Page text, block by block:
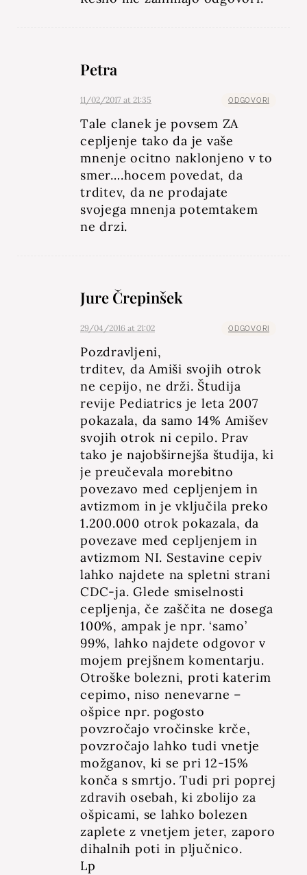
Petra
11/02/2017 at 21:35 ODGOVORI
Tale clanek je povsem ZA
cepljenje tako da je vaše
mnenje ocitno naklonjeno v to
smer….hocem povedat, da
trditev, da ne prodajate
svojega mnenja potemtakem
ne drzi.
Jure Črepinšek
29/04/2016 at 21:02 ODGOVORI
Pozdravljeni,
trditev, da Amiši svojih otrok
ne cepijo, ne drži. Študija
revije Pediatrics je leta 2007
pokazala, da samo 14% Amišev
svojih otrok ni cepilo. Prav
tako je najobširnejša študija, ki
je preučevala morebitno
povezavo med cepljenjem in
avtizmom in je vključila preko
1.200.000 otrok pokazala, da
povezave med cepljenjem in
avtizmom NI. Sestavine cepiv
lahko najdete na spletni strani
CDC-ja. Glede smiselnosti
cepljenja, če zaščita ne dosega
100%, ampak je npr. ‘samo’
99%, lahko najdete odgovor v
mojem prejšnem komentarju.
Otroške bolezni, proti katerim
cepimo, niso nenevarne –
ošpice npr. pogosto
povzročajo vročinske krče,
povzročajo lahko tudi vnetje
možganov, ki se pri 12-15%
konča s smrtjo. Tudi pri poprej
zdravih osebah, ki zbolijo za
ošpicami, se lahko bolezen
zaplete z vnetjem jeter, zaporo
dihalnih poti in pljučnico.
Lp